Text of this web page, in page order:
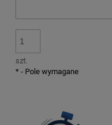
szt.
* - Pole wymagane